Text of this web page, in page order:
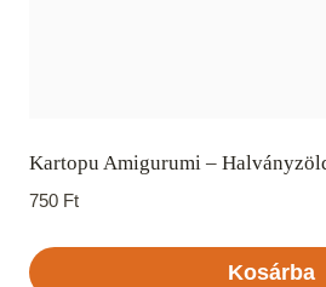
Kartopu Amigurumi –
750 Ft
Kosárba